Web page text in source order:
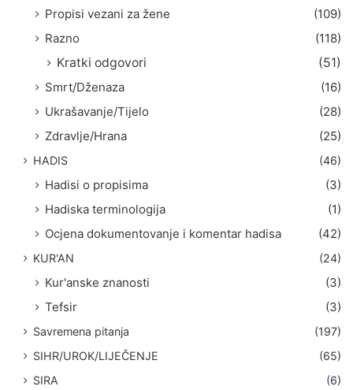
Propisi vezani za žene
(109)
Razno
(118)
Kratki odgovori
(51)
Smrt/Dženaza
(16)
Ukrašavanje/Tijelo
(28)
Zdravlje/Hrana
(25)
HADIS (46)
Hadisi o propisima
(3)
Hadiska terminologija
(1)
Ocjena dokumentovanje i komentar hadisa
(42)
KUR'AN (24)
Kur'anske znanosti
(3)
Tefsir
(3)
Savremena pitanja
(197)
SIHR/UROK/LIJEČENJE
(65)
SIRA
(6)